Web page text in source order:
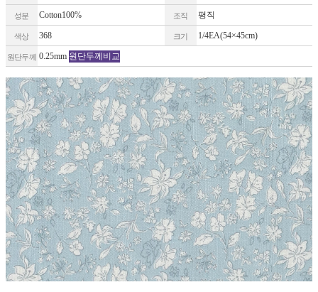
성분 Cotton100% 조직 평직
색상 368 크기 1/4EA(54×45cm)
원단두께 0.25mm 원단두께비교